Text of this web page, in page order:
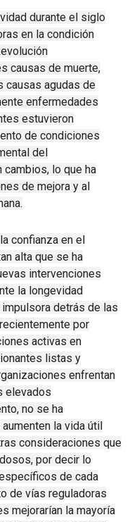
durante el siglo
en la condición
causas de muerte,
causas agudas de
enfermedades
estuvieron
de condiciones
del
lo que ha
de mejora y al
confianza en el
alta que se ha
intervenciones
la longevidad
detrás de las
por
activas en
listas y
enfrentan
elevados
no se ha
la vida útil
consideraciones que
por decir lo
de cada
de vías reguladoras
mejorarían la mayoría